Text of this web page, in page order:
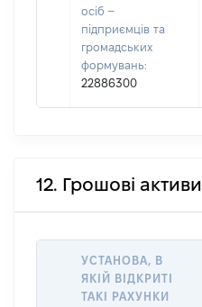
осіб –
підприємців та
громадських
формувань:
22886300
12. Грошові активи
УСТАНОВА, В
ЯКІЙ ВІДКРИТІ
ТАКІ РАХУНКИ